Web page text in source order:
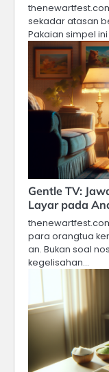
sekadar atasan
Pakaian simpel
Gentle TV:
Layar pada
para orangtua
an. Bukan soal
kegelisahan…